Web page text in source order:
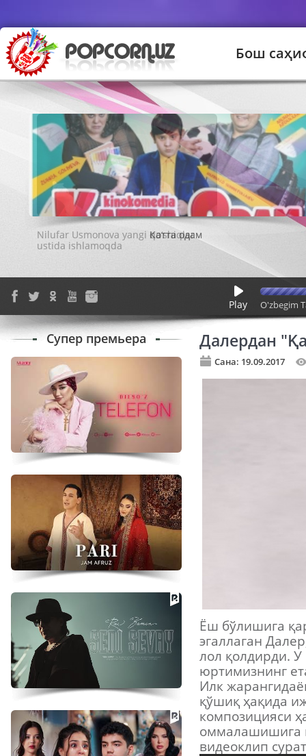
Бош
Катта одам
Play O'zbegim
Далердан
Сана: 19.09.2017
Ёш бўлишига
эгаллаган
лол қолдирди.
юртимизнинг
Илк
қўшиқ ҳақида
композицияси
оммалашишига
видеоклип
Супер премьера